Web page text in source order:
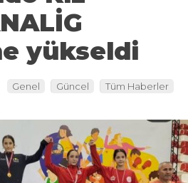
yükseldi
Genel Güncel Tüm Haberler